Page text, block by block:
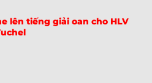
Kỳ Về Nước – Bàn Thắng Giây
07h00 Ngày 23/06: Nhận
lên tiếng giải oan cho HLV